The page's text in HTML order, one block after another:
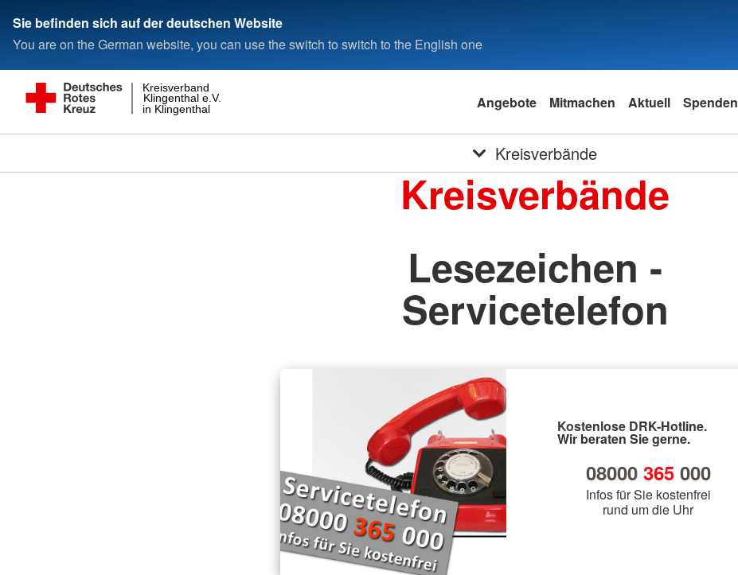
Sie befinden sich auf der deutschen Website
You are on the German website, you can use the switch to switch to the English one
in Klingenthal
Klingenthal e.V.
Kreisverband
Angebote Mitmachen Aktuell Spenden
Kreisverbände
Kreisverbände
Lesezeichen -
Servicetelefon
Kostenlose DRK-Hotline.
Wir beraten Sie gerne.
08000 365000
Infos für Sie kostenfrei
rund um die Uhr